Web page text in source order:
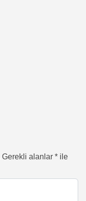
Gerekli alanlar * ile